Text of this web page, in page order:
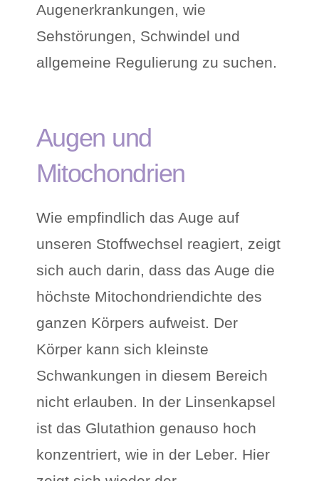
Augenerkrankungen, wie
Sehstörungen, Schwindel und
allgemeine Regulierung zu suchen.
Augen und
Mitochondrien
Wie empfindlich das Auge auf
unseren Stoffwechsel reagiert, zeigt
sich auch darin, dass das Auge die
höchste Mitochondriendichte des
ganzen Körpers aufweist. Der
Körper kann sich kleinste
Schwankungen in diesem Bereich
nicht erlauben. In der Linsenkapsel
ist das Glutathion genauso hoch
konzentriert, wie in der Leber. Hier